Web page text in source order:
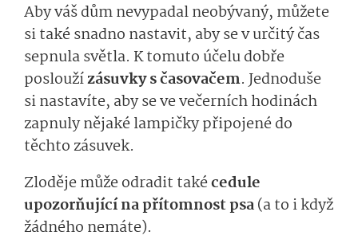
Aby váš dům nevypadal neobývaný, můžete
si také snadno nastavit, aby se v určitý čas
sepnula světla. K tomuto účelu dobře
posloužízásuvky s časovačem. Jednoduše
si nastavíte, aby se ve večerních hodinách
zapnuly nějaké lampičky připojené do
těchto zásuvek.
Zloděje může odradit takécedule
upozorňující na přítomnost psa(a to i když
žádného nemáte).